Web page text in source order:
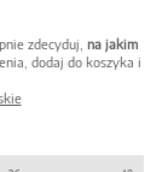
zdecyduj, na jakim
dodaj do koszyka i